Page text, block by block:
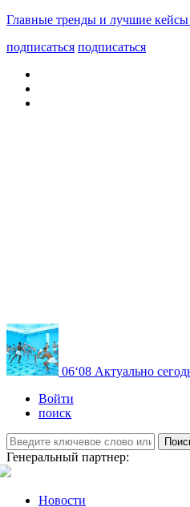
Главные тренды и лучшие
подписаться подписаться
06‘08 Актуально
Войти
поиск
Генеральный партнер:
Новости